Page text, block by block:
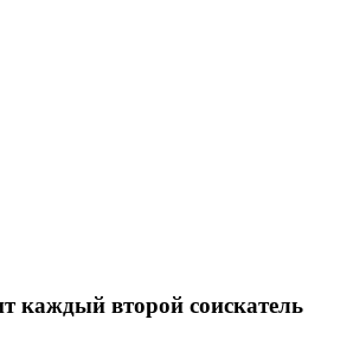
каждый второй соискатель